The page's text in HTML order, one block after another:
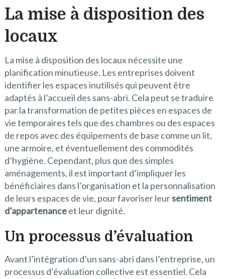
La mise à disposition des
locaux
La mise à disposition des locaux nécessite une
planification minutieuse. Les entreprises doivent
identifier les espaces inutilisés qui peuvent être
adaptés à l’accueil des sans-abri. Cela peut se traduire
par la transformation de petites pièces en espaces de
vie temporaires tels que des chambres ou des espaces
de repos avec des équipements de base comme un lit,
une armoire, et éventuellement des commodités
d’hygiène. Cependant, plus que des simples
aménagements, il est important d’impliquer les
bénéficiaires dans l’organisation et la personnalisation
de leurs espaces de vie, pour favoriser leursentiment
d’appartenanceet leur dignité.
Un processus d’évaluation
Avant l’intégration d’un sans-abri dans l’entreprise, un
processus d’évaluation collective est essentiel. Cela